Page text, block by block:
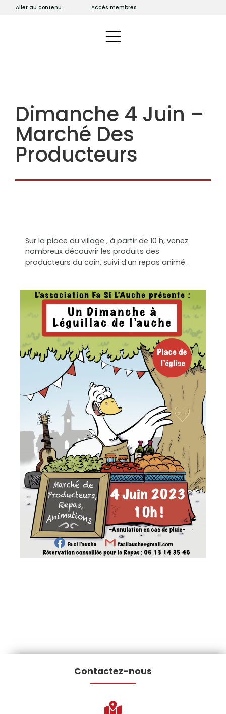
Aller au contenu Accès membres
Dimanche 4 Juin –
Marché Des
Producteurs
Sur la place du village , à partir de 10 h, venez
nombreux découvrir les produits des
producteurs du coin, suivi d’un repas animé.
Contactez-nous